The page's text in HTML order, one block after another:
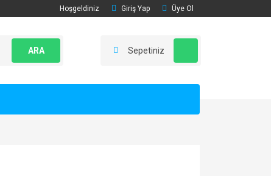
Hoşgeldiniz Giriş Yap Üye Ol
ARA Sepetiniz